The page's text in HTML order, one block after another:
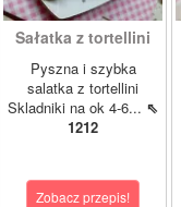
Sałatka z tortellini
Pyszna i szybka
salatka z tortellini
Skladniki na ok 4-6... ⇖
1212
Zobacz przepis!